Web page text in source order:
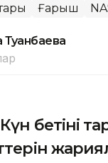
Ғарыш
бетінің